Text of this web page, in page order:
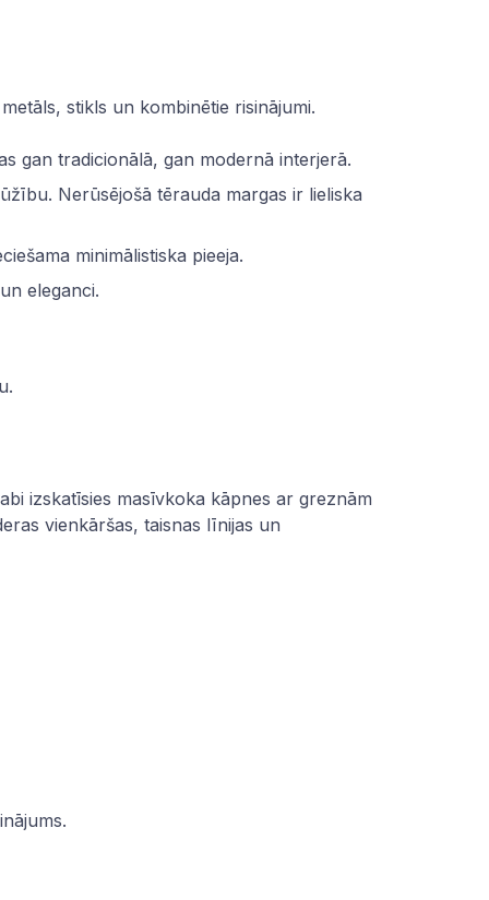
stikls un kombinētie risinājumi.
gan tradicionālā, gan modernā interjerā.
Nerūsējošā tērauda margas ir lieliska
minimālistiska pieeja.
eleganci.
izskatīsies masīvkoka kāpnes ar greznām
vienkāršas, taisnas līnijas un